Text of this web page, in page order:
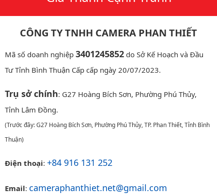
CÔNG TY TNHH CAMERA PHAN THIẾT
Mã số doanh nghiệp 3401245852 do Sở Kế Hoạch và Đầu
Tư Tỉnh Bình Thuận Cấp cấp ngày 20/07/2023.
Trụ sở chính: G27 Hoàng Bích Sơn, Phường Phú Thủy,
Tỉnh Lâm Đồng.
(Trước đây: G27 Hoàng Bích Sơn, Phường Phú Thủy, TP. Phan Thiết, Tỉnh Bình
Thuận)
Điện thoại: +84 916 131 252
Email: cameraphanthiet.net@gmail.com